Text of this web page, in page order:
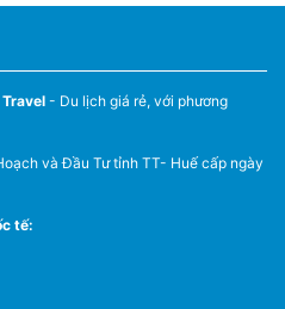
- Du lịch giá rẻ, với phương
và Đầu Tư tỉnh TT- Huế cấp ngày
tế: